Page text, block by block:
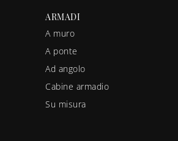
ARMADI
A muro
A ponte
Ad angolo
Cabine armadio
Su misura